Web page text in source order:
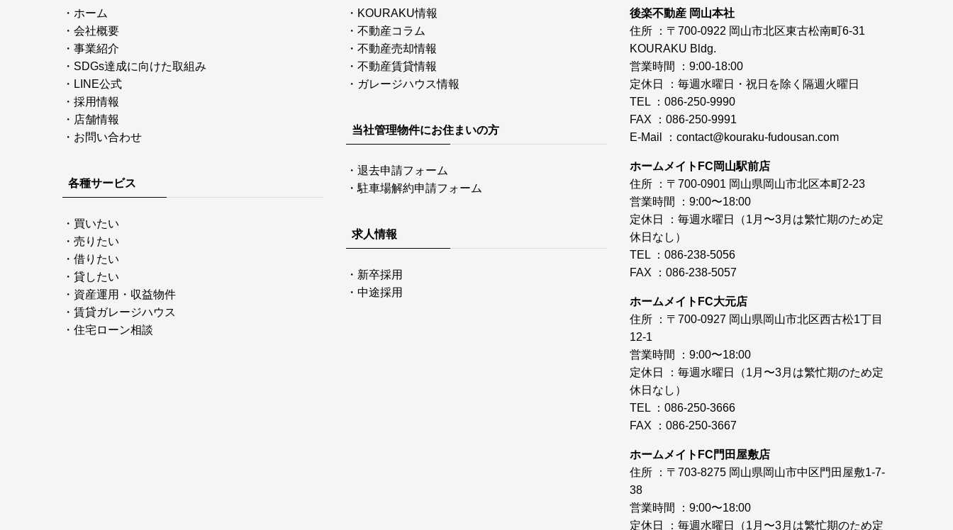
・ ホーム
・ 会社概要
・ 事業紹介
・ SDGs達成に向けた取組み
・ LINE公式
・ 採用情報
・ 店舗情報
・ お問い合わせ
各種サービス
・ 買いたい
・ 売りたい
・ 借りたい
・ 貸したい
・ 資産運用・収益物件
・ 賃貸ガレージハウス
・ 住宅ローン相談
・ KOURAKU情報
・ 不動産コラム
・ 不動産売却情報
・ 不動産賃貸情報
・ ガレージハウス情報
当社管理物件にお住まいの方
・ 退去申請フォーム
・ 駐車場解約申請フォーム
求人情報
・ 新卒採用
・ 中途採用
後楽不動産 岡山本社
住所 ：〒700-0922 岡山市北区東古松南町6-31
KOURAKU Bldg.
営業時間 ：9:00-18:00
定休日 ：毎週水曜日・祝日を除く隔週火曜日
TEL ：086-250-9990
FAX ：086-250-9991
E-Mail ： contact@kouraku-fudousan.com
ホームメイトFC岡山駅前店
住所 ：〒700-0901 岡山県岡山市北区本町2-23
営業時間 ：9:00〜18:00
定休日 ：毎週水曜日（1月〜3月は繁忙期のため定
休日なし）
TEL ：086-238-5056
FAX ：086-238-5057
ホームメイトFC大元店
住所 ：〒700-0927 岡山県岡山市北区西古松1丁目
12-1
営業時間 ：9:00〜18:00
定休日 ：毎週水曜日（1月〜3月は繁忙期のため定
休日なし）
TEL ：086-250-3666
FAX ：086-250-3667
ホームメイトFC門田屋敷店
住所 ：〒703-8275 岡山県岡山市中区門田屋敷1-7-
38
営業時間 ：9:00〜18:00
定休日 ：毎週水曜日（1月〜3月は繁忙期のため定